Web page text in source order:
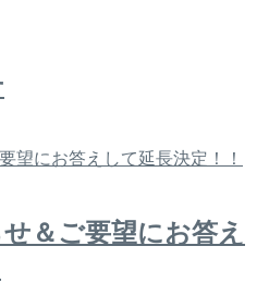
＆ご要望にお答え